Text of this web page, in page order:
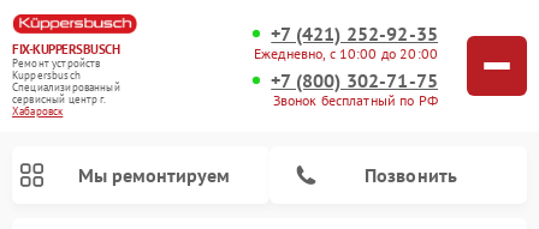
FIX-KUPPERSBUSCH
Ремонт устройств
Kuppersbusch
Специализированный
cервисный центр г.
Хабаровск
+7 (421) 252-92-35
Ежедневно, с 10:00 до 20:00
+7 (800) 302-71-75
Звонок бесплатный по РФ
Мы ремонтируем Позвонить